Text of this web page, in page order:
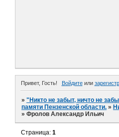
Привет, Гость! Войдитеили
»"Никто не забыт, ничто не
памяти Пензенской области. »
»Фролов Александр Ильич
Страница:1